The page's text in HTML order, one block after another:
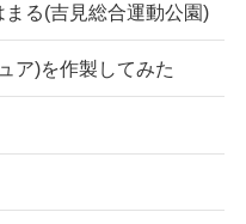
る(吉見総合運動公園)
ア)を作製してみた